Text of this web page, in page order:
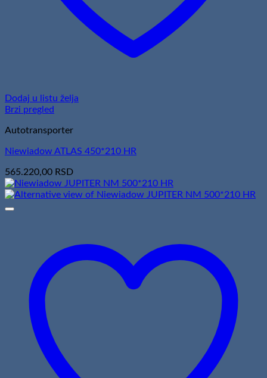
Dodaj u listu želja
Brzi pregled
Autotransporter
Niewiadow ATLAS 450*210 HR
565.220,00 RSD